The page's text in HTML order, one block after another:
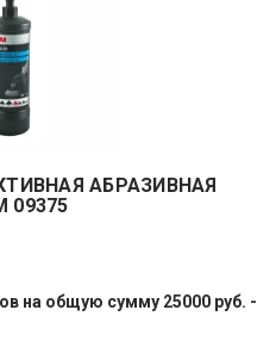
АБРАЗИВНАЯ
09375
на общую сумму 25000 руб. -